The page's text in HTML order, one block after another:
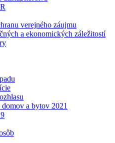
verejného záujmu
a ekonomických záležitostí
a bytov 2021